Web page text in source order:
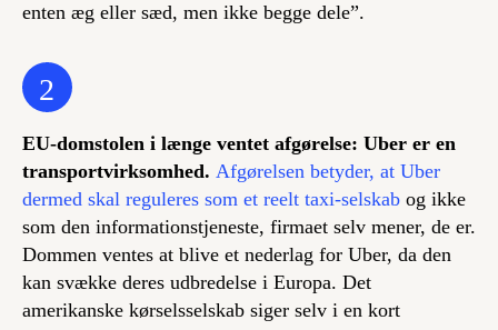
enten æg eller sæd, men ikke begge dele”.
2
EU-domstolen i længe ventet afgørelse: Uber er en
transportvirksomhed. Afgørelsen betyder, at Uber
dermed skal reguleres som et reelt taxi-selskab og ikke
som den informationstjeneste, firmaet selv mener, de er.
Dommen ventes at blive et nederlag for Uber, da den
kan svække deres udbredelse i Europa. Det
amerikanske kørselsselskab siger selv i en kort